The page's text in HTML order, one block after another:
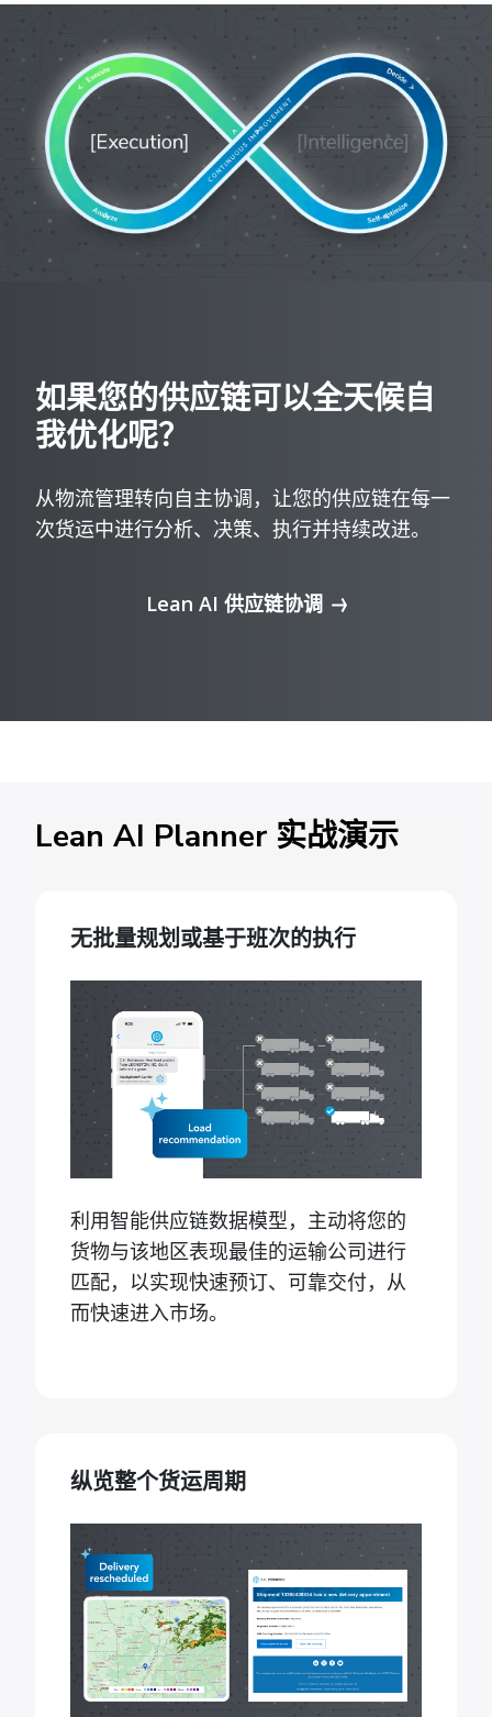
如果您的供应链可以全天候自
我优化呢？
从物流管理转向自主协调，让您的供应链在每一
次货运中进行分析、决策、执行并持续改进。
Lean AI 供应链协调
Lean AI Planner 实战演示
无批量规划或基于班次的执行
利用智能供应链数据模型，主动将您的
货物与该地区表现最佳的运输公司进行
匹配，以实现快速预订、可靠交付，从
而快速进入市场。
纵览整个货运周期